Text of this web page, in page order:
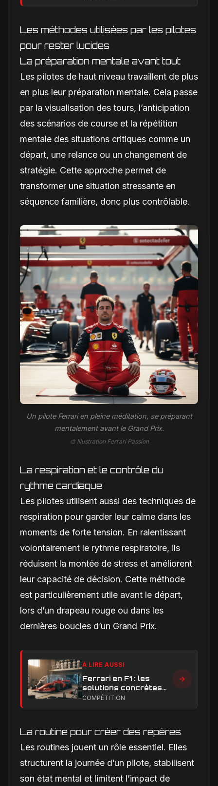
Les méthodes utilisées par les pilotes
pour rester lucides
La préparation mentale avant tout
Les pilotes de haut niveau travaillent de plus
en plus leur préparation mentale. Cela passe
par la visualisation des tours, l’anticipation
des scénarios de course et la répétition
mentale des situations critiques comme un
départ, une relance ou un changement de
stratégie. Cette approche permet de
transformer une situation stressante en
séquence familière, donc plus contrôlable.
Un pilote Ferrari en pleine méditation, se préparant
mentalement avant le Grand Prix.
🎨 Illustration Ferrari Passion
La respiration et le contrôle du
rythme cardiaque
Les pilotes utilisent aussi des techniques de
respiration pour garder leur calme dans les
moments de forte tension. En ralentissant
volontairement le rythme respiratoire, ils
réduisent la montée de stress et améliorent
leur capacité de décision. Cette méthode
est particulièrement utile avant le départ,
lors d’un drapeau rouge ou dans les
dernières boucles d’un Grand Prix.
À LIRE AUSSI
Ferrari en F1 : les
solutions concrètes
pour combler son
COMPÉTITION
La routine pour créer des repères
Les routines jouent un rôle essentiel. Elles
structurent la journée d’un pilote, stabilisent
son état mental et limitent l’impact de